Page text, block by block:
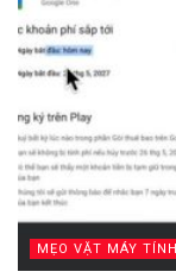
MẸO VẶT MÁY TÍNH